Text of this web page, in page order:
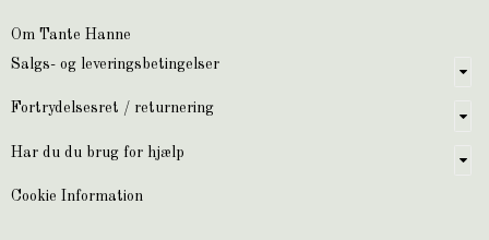
Om Tante Hanne
Salgs- og leveringsbetingelser
Fortrydelsesret / returnering
Har du du brug for hjælp
Cookie Information